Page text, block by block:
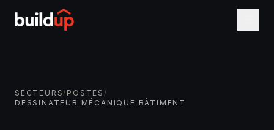
SECTEURS/ POSTES/
DESSINATEUR MÉCANIQUE BÂTIMENT